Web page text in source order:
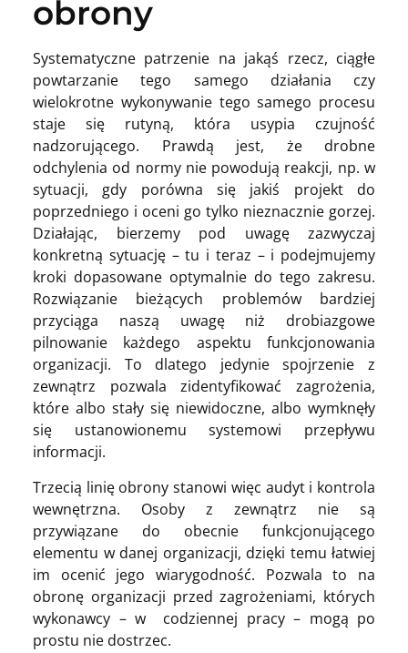
obrony
Systematyczne patrzenie na jakąś rzecz, ciągłe
powtarzanie tego samego działania czy
wielokrotne wykonywanie tego samego procesu
staje się rutyną, która usypia czujność
nadzorującego. Prawdą jest, że drobne
odchylenia od normy nie powodują reakcji, np. w
sytuacji, gdy porówna się jakiś projekt do
poprzedniego i oceni go tylko nieznacznie gorzej.
Działając, bierzemy pod uwagę zazwyczaj
konkretną sytuację – tu i teraz – i podejmujemy
kroki dopasowane optymalnie do tego zakresu.
Rozwiązanie bieżących problemów bardziej
przyciąga naszą uwagę niż drobiazgowe
pilnowanie każdego aspektu funkcjonowania
organizacji. To dlatego jedynie spojrzenie z
zewnątrz pozwala zidentyfikować zagrożenia,
które albo stały się niewidoczne, albo wymknęły
się ustanowionemu systemowi przepływu
informacji.
Trzecią linię obrony stanowi więc audyt i kontrola
wewnętrzna. Osoby z zewnątrz nie są
przywiązane do obecnie funkcjonującego
elementu w danej organizacji, dzięki temu łatwiej
im ocenić jego wiarygodność. Pozwala to na
obronę organizacji przed zagrożeniami, których
wykonawcy – w codziennej pracy – mogą po
prostu nie dostrzec.